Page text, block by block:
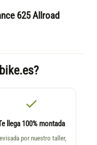
625 Allroad
llega 100% montada
por nuestro taller,